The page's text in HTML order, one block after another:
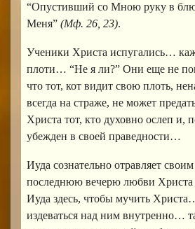
“Опустивший со Мною руку в
Меня” (Мф. 26, 23).
Ученики Христа испугались…
плоти… “Не я ли?” Они еще не
что тот, кот видит свою плоть,
всегда на страже, не может
Христа тот, кто духовно ослеп и,
убежден в своей праведности…
Иуда сознательно отравляет
последнюю вечерю любви Христа
Иуда здесь, чтобы мучить
издеваться над ним внутренно…